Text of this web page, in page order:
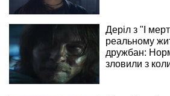
Деріл з "І
реальному
дружбан:
зловили з